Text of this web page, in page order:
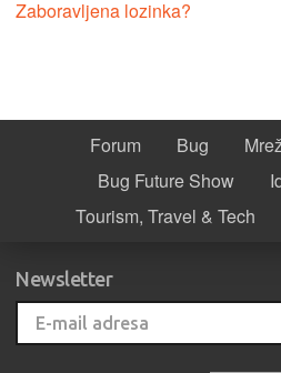
Zaboravljena lozinka?
Forum Bug
Bug Future Show
Tourism, Travel & Tech
Newsletter